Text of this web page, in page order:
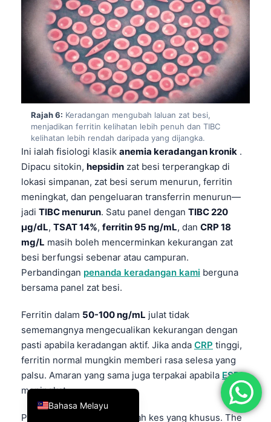
Rajah 6: Keradangan mengubah laluan zat besi,
menjadikan ferritin kelihatan lebih penuh dan TIBC
kelihatan lebih rendah daripada yang dijangka.
Ini ialah fisiologi klasik anemia keradangan kronik .
Dipacu sitokin, hepsidin zat besi terperangkap di
lokasi simpanan, zat besi serum menurun, ferritin
meningkat, dan pengeluaran transferrin menurun—
jadi TIBC menurun. Satu panel dengan TIBC 220
µg/dL, TSAT 14%, ferritin 95 ng/mL, dan CRP 18
mg/L masih boleh mencerminkan kekurangan zat
besi berfungsi sebenar atau campuran.
Perbandingan penanda keradangan kami berguna
bersama panel zat besi.
Ferritin dalam 50-100 ng/mL julat tidak
sememangnya mengecualikan kekurangan dengan
pasti apabila keradangan aktif. Jika anda CRP tinggi,
ferritin normal mungkin memberi rasa selesa yang
palsu. Amaran yang sama juga terpakai apabila ESR
meningkat.
Penyakit buah pinggang ialah kes yang khusus. The
Bahasa Melayu
English
Deutsch
العربية
Français
Italiano
Español
Português
Ελληνικά
Türkçe
Română
简体中文
فارسی
Български
Dansk
Nederlands
हिन्दी
Bahasa Indonesia
Հայերեն
Íslenska